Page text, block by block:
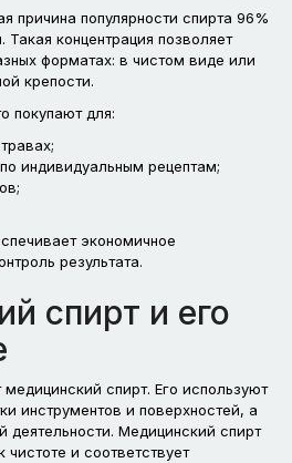
причина популярности спирта 96%
концентрация позволяет
форматах: в чистом виде или
крепости.
покупают для:
индивидуальным рецептам;
экономичное
результата.
спирт и его
спирт. Его используют
инструментов и поверхностей, а
деятельности. Медицинский спирт
и соответствует